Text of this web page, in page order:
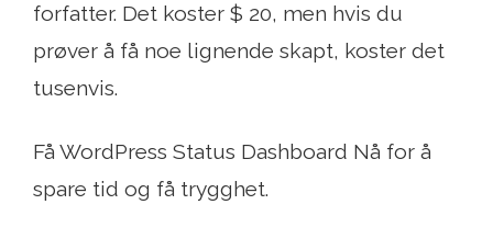
forfatter. Det koster $ 20, men hvis du
prøver å få noe lignende skapt, koster det
tusenvis.
Få WordPress Status Dashboard Nå for å
spare tid og få trygghet.